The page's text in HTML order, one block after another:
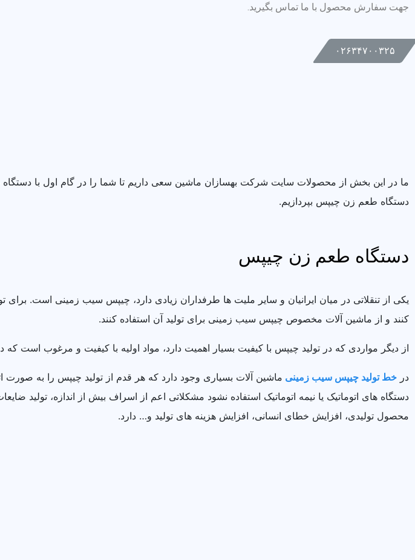
جهت سفارش محصول با ما تماس بگیرید.
۰۲۶۳۴۷۰۰۳۲۵
ما در این بخش از محصولات سایت شرکت بهسازان ماشین سعی داریم تا شما را در گام اول با
دستگاه طعم زن چیپس بپردازیم.
دستگاه طعم زن چیپس
یکی از تنقلاتی در میان ایرانیان و سایر ملیت ها طرفداران زیادی دارد، چیپس سیب زمینی است.
کنند و از ماشین آلات مخصوص چیپس سیب زمینی برای تولید آن استفاده کنند.
از دیگر مواردی که در تولید چیپس با کیفیت بسیار اهمیت دارد، مواد اولیه با کیفیت و مرغوب
در خط تولید چیپس سیب زمینی ماشین آلات بسیاری وجود دارد که هر قدم از تولید چیپس را به صورت
دستگاه های اتوماتیک یا نیمه اتوماتیک استفاده نشود مشکلاتی اعم از اسراف بیش از اندازه، تولید
محصول تولیدی، افزایش خطای انسانی، افزایش هزینه های تولید و… دارد.